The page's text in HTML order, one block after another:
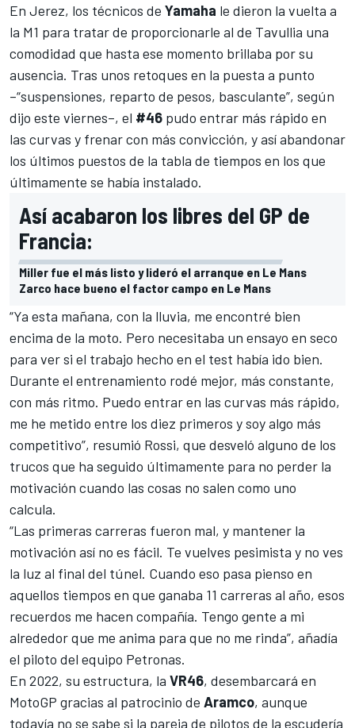
En Jerez, los técnicos de Yamaha le dieron la vuelta a
la M1 para tratar de proporcionarle al de Tavullia una
comodidad que hasta ese momento brillaba por su
ausencia. Tras unos retoques en la puesta a punto
–“suspensiones, reparto de pesos, basculante”, según
dijo este viernes–, el #46 pudo entrar más rápido en
las curvas y frenar con más convicción, y así abandonar
los últimos puestos de la tabla de tiempos en los que
últimamente se había instalado.
Así acabaron los libres del GP de
Francia:
Miller fue el más listo y lideró el arranque en Le Mans
Zarco hace bueno el factor campo en Le Mans
“Ya esta mañana, con la lluvia, me encontré bien
encima de la moto. Pero necesitaba un ensayo en seco
para ver si el trabajo hecho en el test había ido bien.
Durante el entrenamiento rodé mejor, más constante,
con más ritmo. Puedo entrar en las curvas más rápido,
me he metido entre los diez primeros y soy algo más
competitivo”, resumió Rossi, que desveló alguno de los
trucos que ha seguido últimamente para no perder la
motivación cuando las cosas no salen como uno
calcula.
“Las primeras carreras fueron mal, y mantener la
motivación así no es fácil. Te vuelves pesimista y no ves
la luz al final del túnel. Cuando eso pasa pienso en
aquellos tiempos en que ganaba 11 carreras al año, esos
recuerdos me hacen compañía. Tengo gente a mi
alrededor que me anima para que no me rinda”, añadía
el piloto del equipo Petronas.
En 2022, su estructura, la VR46, desembarcará en
MotoGP gracias al patrocinio de Aramco, aunque
todavía no se sabe si la pareja de pilotos de la escudería